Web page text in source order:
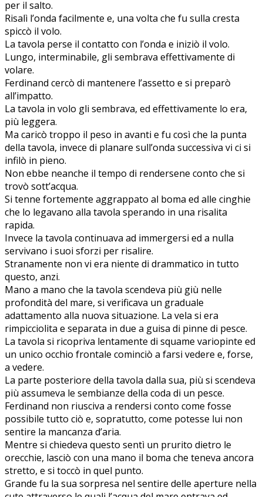
per il salto.
Risalì l’onda facilmente e, una volta che fu sulla cresta
spiccò il volo.
La tavola perse il contatto con l’onda e iniziò il volo.
Lungo, interminabile, gli sembrava effettivamente di
volare.
Ferdinand cercò di mantenere l’assetto e si preparò
all’impatto.
La tavola in volo gli sembrava, ed effettivamente lo era,
più leggera.
Ma caricò troppo il peso in avanti e fu così che la punta
della tavola, invece di planare sull’onda successiva vi ci si
infilò in pieno.
Non ebbe neanche il tempo di rendersene conto che si
trovò sott’acqua.
Si tenne fortemente aggrappato al boma ed alle cinghie
che lo legavano alla tavola sperando in una risalita
rapida.
Invece la tavola continuava ad immergersi ed a nulla
servivano i suoi sforzi per risalire.
Stranamente non vi era niente di drammatico in tutto
questo, anzi.
Mano a mano che la tavola scendeva più giù nelle
profondità del mare, si verificava un graduale
adattamento alla nuova situazione. La vela si era
rimpicciolita e separata in due a guisa di pinne di pesce.
La tavola si ricopriva lentamente di squame variopinte ed
un unico occhio frontale cominciò a farsi vedere e, forse,
a vedere.
La parte posteriore della tavola dalla sua, più si scendeva
più assumeva le sembianze della coda di un pesce.
Ferdinand non riusciva a rendersi conto come fosse
possibile tutto ciò e, sopratutto, come potesse lui non
sentire la mancanza d’aria.
Mentre si chiedeva questo sentì un prurito dietro le
orecchie, lasciò con una mano il boma che teneva ancora
stretto, e si toccò in quel punto.
Grande fu la sua sorpresa nel sentire delle aperture nella